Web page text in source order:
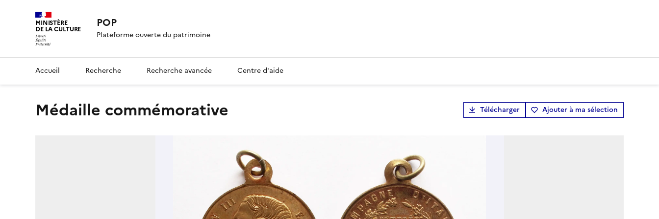
MINISTÈRE
DE LA CULTURE POP
Plateforme ouverte du patrimoine
Accueil Recherche Recherche avancée Centre d'aide
médaille commémorative Télécharger Ajouter à ma sélection